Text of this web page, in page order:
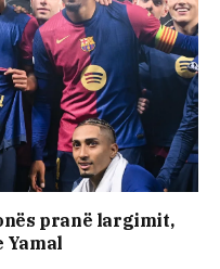
pranë largimit,
Yamal